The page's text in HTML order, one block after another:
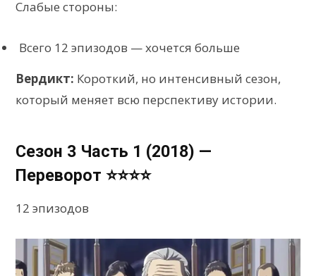
Слабые стороны:
Всего 12 эпизодов — хочется больше
Вердикт: Короткий, но интенсивный сезон,
который меняет всю перспективу истории.
Сезон 3 Часть 1 (2018) —
Переворот ⭐⭐⭐⭐
12 эпизодов